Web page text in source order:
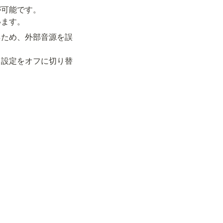
能です。
め、外部音源を誤
定をオフに切り替